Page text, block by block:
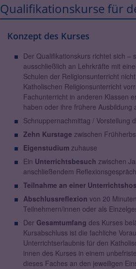
Qualifikationskurse für
Konzept des Kurses
Der Qualifikationskurs richtet sich –
ausschließlich an Lehrkräfte mit
Schulen der Religionsunterricht
Katholischen Religionsunterricht
Fachunterricht in anderen Klassen
haben oder ihre frühere Ausbildung
Schnuppernachmittag / Vorstellung
Zehn Kurstage zwischen
Eigenstudiumzuhause
Ein Unterrichtsbesuch zwischen
anschließendem Reflexionsgespräch
Teilnahme an einer
Abschlussreflexion von 20
Teilnehmern/innen oder als
Der Gesamtumfang des Kurses
Kursabschluss ist die fachliche
Unterrichtserlaubnis für den
innen des Kurses in einem
dieses Faches an den jeweiligen